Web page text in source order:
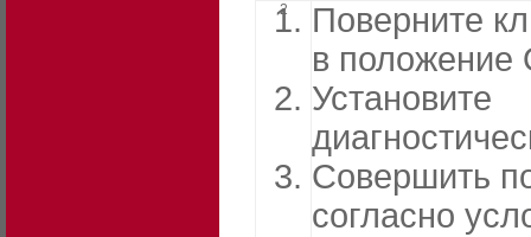
2
Поверните
в положение
Установите
Совершить
согласно